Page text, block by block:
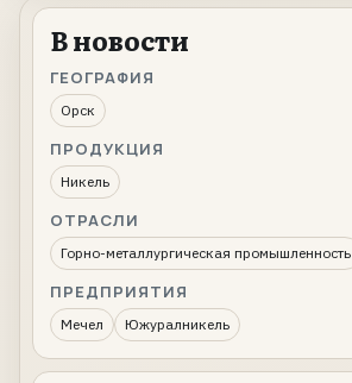
В новости
ГЕОГРАФИЯ
Орск
ПРОДУКЦИЯ
Никель
ОТРАСЛИ
Горно-металлургическая промышленность
ПРЕДПРИЯТИЯ
Мечел Южуралникель